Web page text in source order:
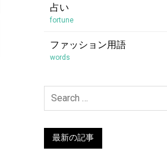
占い
fortune
ファッション用語
words
最新の記事